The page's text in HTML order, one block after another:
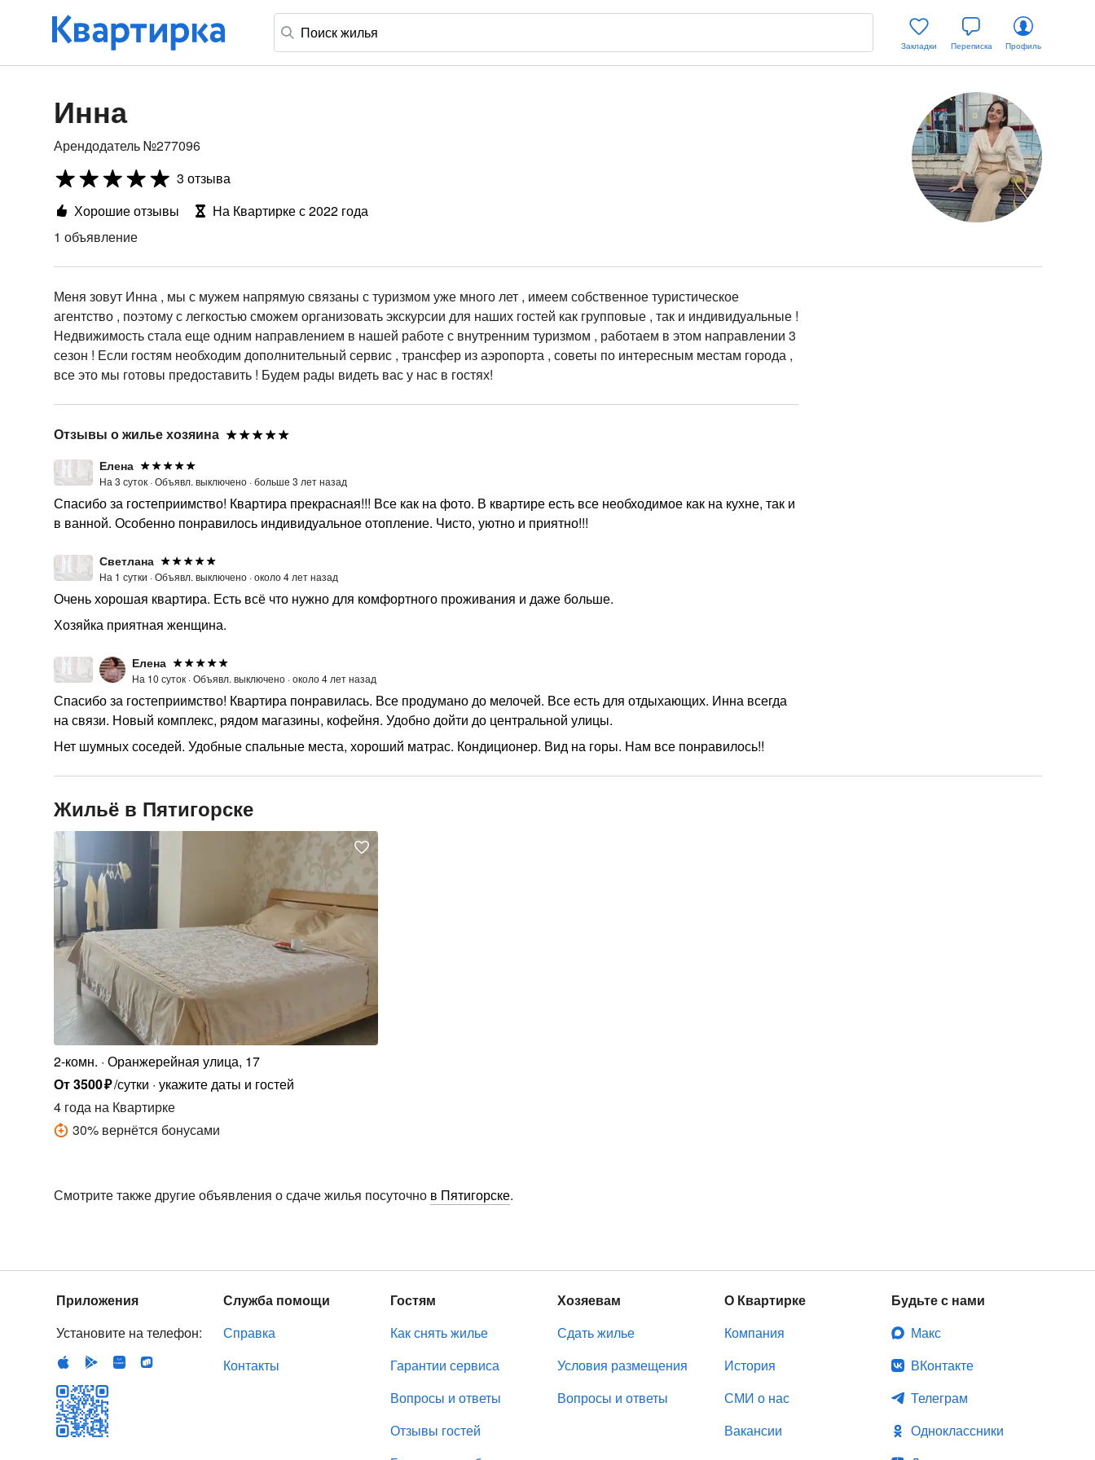
Закладки Переписка Профиль
Инна
Арендодатель №277096
3 отзыва
Хорошие отзывы
На Квартирке с 2022 года
1 объявление
Меня зовут Инна , мы с мужем напрямую связаны с туризмом уже много лет , имеем собственное туристическое
агентство , поэтому с легкостью сможем организовать экскурсии для наших гостей как групповые , так и индивидуальные !
Недвижимость стала еще одним направлением в нашей работе с внутренним туризмом , работаем в этом направлении 3
сезон ! Если гостям необходим дополнительный сервис , трансфер из аэропорта , советы по интересным местам города ,
все это мы готовы предоставить ! Будем рады видеть вас у нас в гостях!
Отзывы о жилье хозяина
Елена
На 3 суток ·Объявл. выключено ·больше 3 лет назад
Спасибо за гостеприимство! Квартира прекрасная!!! Все как на фото. В квартире есть все необходимое как на кухне, так и
в ванной. Особенно понравилось индивидуальное отопление. Чисто, уютно и приятно!!!
Светлана
На 1 сутки ·Объявл. выключено ·около 4 лет назад
Очень хорошая квартира. Есть всё что нужно для комфортного проживания и даже больше.
Хозяйка приятная женщина.
Елена
На 10 суток ·Объявл. выключено ·около 4 лет назад
Спасибо за гостеприимство! Квартира понравилась. Все продумано до мелочей. Все есть для отдыхающих. Инна всегда
на связи. Новый комплекс, рядом магазины, кофейня. Удобно дойти до центральной улицы.
Нет шумных соседей. Удобные спальные места, хороший матрас. Кондиционер. Вид на горы. Нам все понравилось!!
Жильё в Пятигорске
2-комн. Оранжерейная улица, 17
От3500₽/сутки укажите даты и гостей
4 годана Квартирке
30% вернётся бонусами
Смотрите также другие объявления о сдаче жилья посуточно в Пятигорске.
Приложения
Установите на телефон:
Служба помощи
Справка
Контакты
Гостям
Как снять жилье
Гарантии сервиса
Вопросы и ответы
Отзывы гостей
Хозяевам
Сдать жилье
Условия размещения
Вопросы и ответы
О Квартирке
Компания
История
СМИ о нас
Вакансии
Будьте с нами
Макс
ВКонтакте
Телеграм
Одноклассники